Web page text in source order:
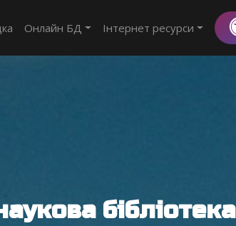
Онлайн БД Інтернет ресурси
бібліотека